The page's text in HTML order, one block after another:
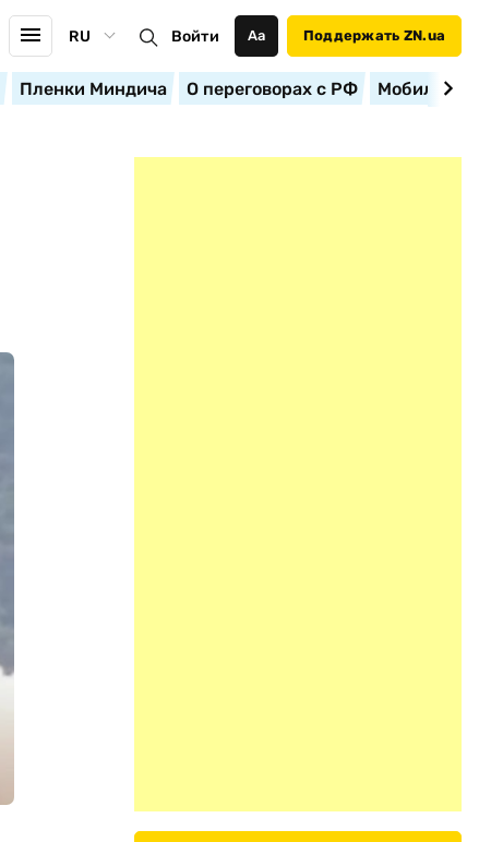
RU Войти Аа Поддержать ZN.ua
Пленки Миндича О переговорах с РФ